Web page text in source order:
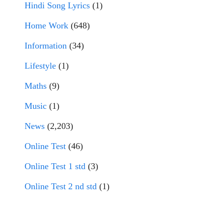
Hindi Song Lyrics (1)
Home Work (648)
Information (34)
Lifestyle (1)
Maths (9)
Music (1)
News (2,203)
Online Test (46)
Online Test 1 std (3)
Online Test 2 nd std (1)